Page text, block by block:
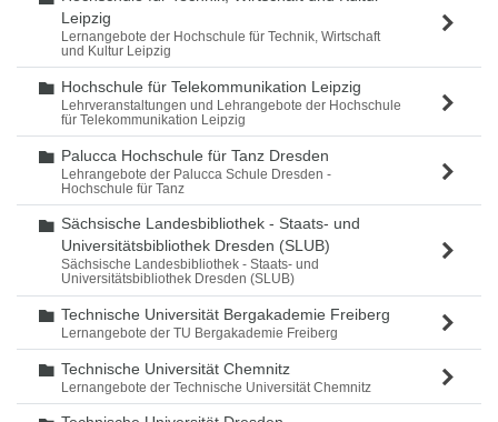
Leipzig
Lernangebote der Hochschule für Technik, Wirtschaft
und Kultur Leipzig
Ordner
Hochschule für Telekommunikation Leipzig
Lehrveranstaltungen und Lehrangebote der Hochschule
für Telekommunikation Leipzig
Ordner
Palucca Hochschule für Tanz Dresden
Lehrangebote der Palucca Schule Dresden -
Hochschule für Tanz
Ordner
Sächsische Landesbibliothek - Staats- und
Universitätsbibliothek Dresden (SLUB)
Sächsische Landesbibliothek - Staats- und
Universitätsbibliothek Dresden (SLUB)
Ordner
Technische Universität Bergakademie Freiberg
Lernangebote der TU Bergakademie Freiberg
Ordner
Technische Universität Chemnitz
Lernangebote der Technische Universität Chemnitz